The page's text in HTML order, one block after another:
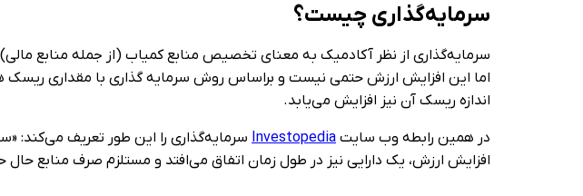
سرمایه‌گذاری چیست؟ ‏
سرمایه‌گذاری از نظر آکادمیک به معنای تخصیص منابع کمیاب (از جمله منابع
اما این افزایش ارزش حتمی نیست و براساس روش سرمایه گذاری با ‏مقداری ریسک
اندازه ریسک آن ‏نیز افزایش می‌یابد.‏
در همین رابطه وب سایت Investopedia سرمایه‌گذاری را این طور تعریف می‌کند:‏
افزایش ارزش، یک دارایی نیز در طول زمان اتفاق می‌افتد و مستلزم ‏صرف منابع